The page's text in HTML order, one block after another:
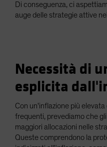
Di conseguenza, ci
auge delle strategie attive
Necessità di
esplicita
Con un'inflazione più
frequenti, prevediamo che
maggiori allocazioni nelle
Queste comprendono la